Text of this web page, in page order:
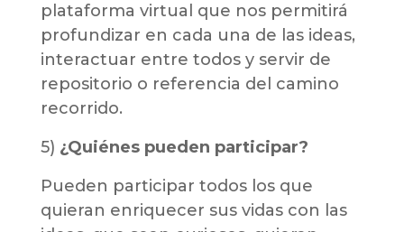
plataforma virtual que nos permitirá
profundizar en cada una de las ideas,
interactuar entre todos y servir de
repositorio o referencia del camino
recorrido.
5) ¿Quiénes pueden participar?
Pueden participar todos los que
quieran enriquecer sus vidas con las